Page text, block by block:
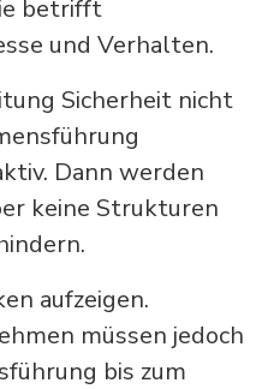
betrifft
und Verhalten.
Sicherheit nicht
Dann werden
keine Strukturen
aufzeigen.
müssen jedoch
bis zum